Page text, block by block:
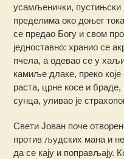
усамљенички, пустињски
пределима око доњег
се предао Богу и свом
једноставно: хранио се
пчела, а одевао се у
камиље длаке, преко
раста, црне косе и
сунца, уливао је
Свети Јован поче
против људских мана и
да се кају и поправљају.